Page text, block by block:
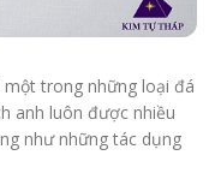
trong những loại đá
anh luôn được nhiều
như những tác dụng